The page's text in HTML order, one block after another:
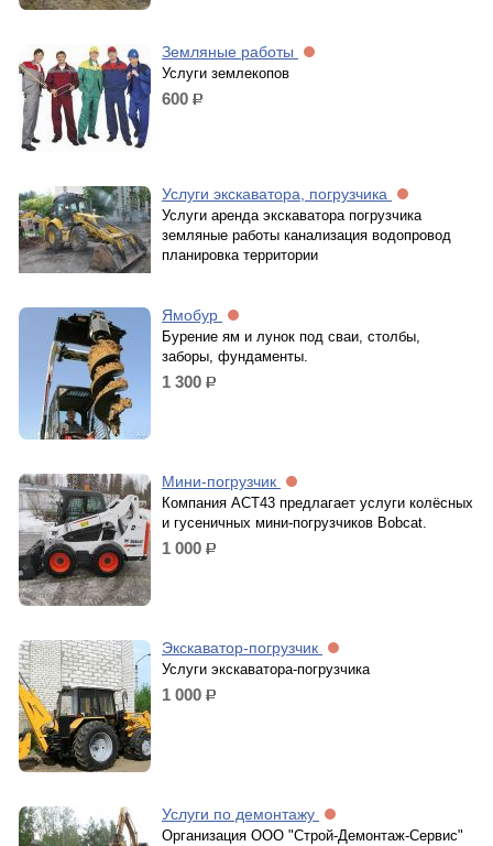
Земляные работы
Услуги землекопов
600 р.
Услуги экскаватора, погрузчика
Услуги аренда экскаватора погрузчика
земляные работы канализация водопровод
планировка территории
Ямобур
Бурение ям и лунок под сваи, столбы,
заборы, фундаменты.
1 300 р.
Мини-погрузчик
Компания АСТ43 предлагает услуги колёсных
и гусеничных мини-погрузчиков Bobcat.
1 000 р.
Экскаватор-погрузчик
Услуги экскаватора-погрузчика
1 000 р.
Услуги по демонтажу
Организация ООО "Строй-Демонтаж-Сервис"